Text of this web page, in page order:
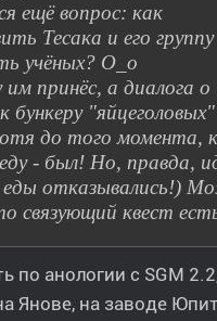
ещё вопрос: как
Тесака и его группу
учёных? О_о
принёс, а диалога о
бункеру "яйцеголовых"
до того момента,
- был! Но, правда,
еды отказывались!)
связующий квест
по анологии с SGM
Янове, на заводе